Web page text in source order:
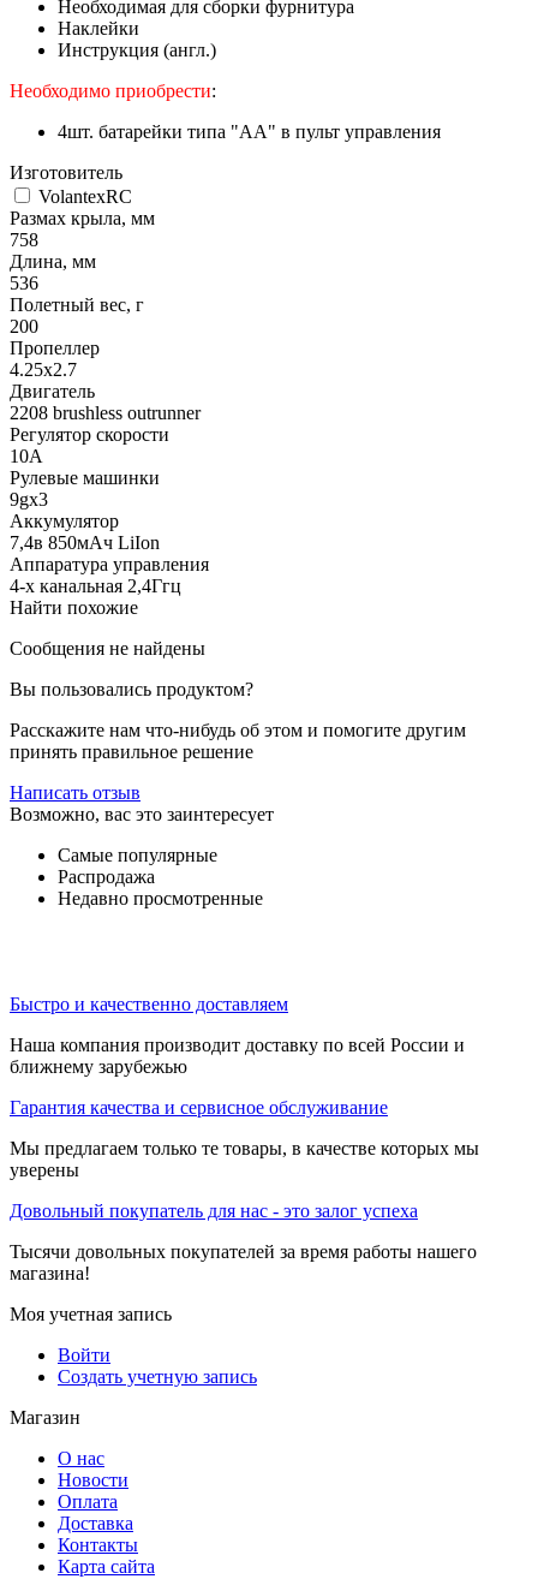
Необходимая для сборки фурнитура
Наклейки
Инструкция (англ.)
Необходимо приобрести:
4шт. батарейки типа "АА" в пульт управления
Изготовитель
VolantexRC
Размах крыла, мм
758
Длина, мм
536
Полетный вес, г
200
Пропеллер
4.25x2.7
Двигатель
2208 brushless outrunner
Регулятор скорости
10A
Рулевые машинки
9gx3
Аккумулятор
7,4в 850мАч LiIon
Аппаратура управления
4-х канальная 2,4Ггц
Найти похожие
Сообщения не найдены
Вы пользовались продуктом?
Расскажите нам что-нибудь об этом и помогите другим
принять правильное решение
Написать отзыв
Возможно, вас это заинтересует
Самые популярные
Распродажа
Недавно просмотренные
Быстро и качественно доставляем
Наша компания производит доставку по всей России и
ближнему зарубежью
Гарантия качества и сервисное обслуживание
Мы предлагаем только те товары, в качестве которых мы
уверены
Довольный покупатель для нас - это залог успеха
Тысячи довольных покупателей за время работы нашего
магазина!
Моя учетная запись
Войти
Создать учетную запись
Магазин
О нас
Новости
Оплата
Доставка
Контакты
Карта сайта